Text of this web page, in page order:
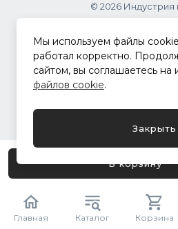
Главная Каталог Корзина
В корзину
© 2026 Индустрия
.
Политика
Мы используем файлы
работал корректно.
сайтом, вы соглашаетесь на
файлов cookie.
Закрыть